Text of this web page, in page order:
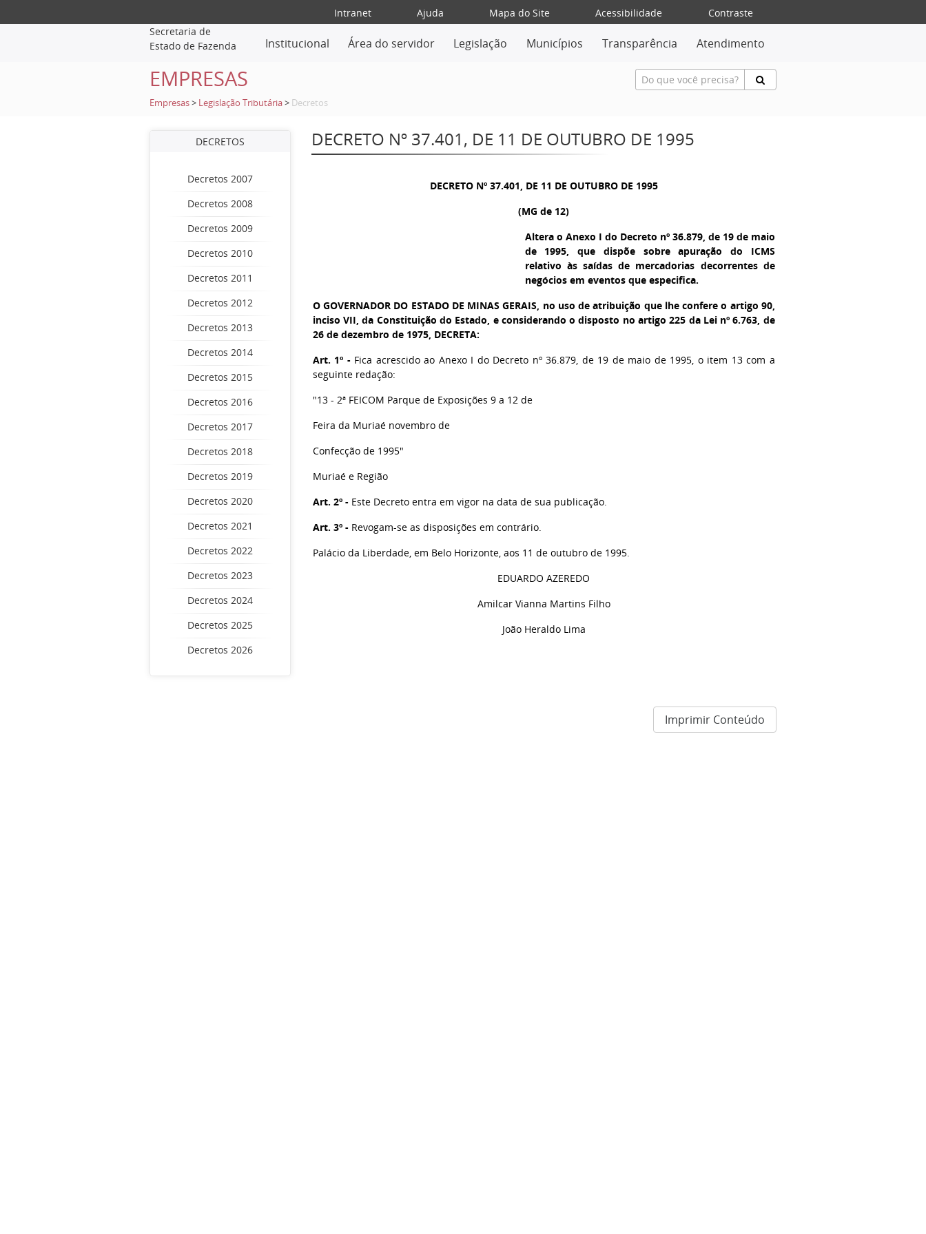
Intranet Ajuda Mapa do Site Acessibilidade
Contraste
Secretaria de
Estado de Fazenda
Institucional Área do servidor Legislação Municípios Transparência Atendimento
EMPRESAS
Empresas > Legislação Tributária > Decretos
DECRETOS
Decretos 2007
Decretos 2008
Decretos 2009
Decretos 2010
Decretos 2011
Decretos 2012
Decretos 2013
Decretos 2014
Decretos 2015
Decretos 2016
Decretos 2017
Decretos 2018
Decretos 2019
Decretos 2020
Decretos 2021
Decretos 2022
Decretos 2023
Decretos 2024
Decretos 2025
Decretos 2026
DECRETO Nº 37.401, DE 11 DE OUTUBRO DE 1995
DECRETO Nº 37.401, DE 11 DE OUTUBRO DE 1995
(MG de 12)
Altera o Anexo I do Decreto nº 36.879, de 19 de maio
de 1995, que dispõe sobre apuração do ICMS
relativo às saídas de mercadorias decorrentes de
negócios em eventos que especifica.
O GOVERNADOR DO ESTADO DE MINAS GERAIS, no uso de atribuição que lhe confere o artigo 90,
inciso VII, da Constituição do Estado, e considerando o disposto no artigo 225 da Lei nº 6.763, de
26 de dezembro de 1975, DECRETA:
Art. 1º -Fica acrescido ao Anexo I do Decreto nº 36.879, de 19 de maio de 1995, o item 13 com a
seguinte redação:
"13 - 2ª FEICOM Parque de Exposições 9 a 12 de
Feira da Muriaé novembro de
Confecção de 1995"
Muriaé e Região
Art. 2º -Este Decreto entra em vigor na data de sua publicação.
Art. 3º -Revogam-se as disposições em contrário.
Palácio da Liberdade, em Belo Horizonte, aos 11 de outubro de 1995.
EDUARDO AZEREDO
Amilcar Vianna Martins Filho
João Heraldo Lima
Imprimir Conteúdo